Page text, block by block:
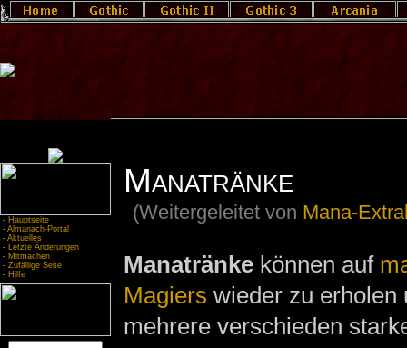
- Hauptseite
- Almanach-Portal
- Aktuelles
- Letzte Änderungen
- Mitmachen
- Zufällige Seite
- Hilfe
Manatränke
(Weitergeleitet von Mana-
Manatränkekönnen auf
Magiers wieder zu
mehrere verschieden